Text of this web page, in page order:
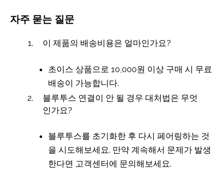
자주 묻는 질문
이 제품의 배송비용은 얼마인가요?
초이스 상품으로 10,000원 이상 구매 시 무료
배송이 가능합니다.
블루투스 연결이 안 될 경우 대처법은 무엇
인가요?
블루투스를 초기화한 후 다시 페어링하는 것
을 시도해보세요. 만약 계속해서 문제가 발생
한다면 고객센터에 문의해보세요.